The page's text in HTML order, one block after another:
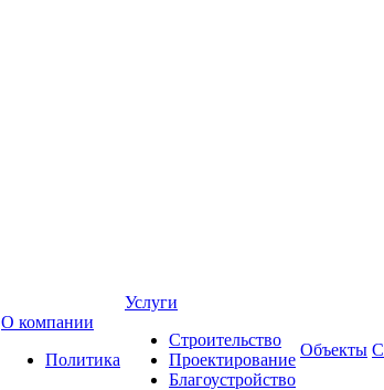
О компании
Политика
Услуги
Строительство
Проектирование
Благоустройство
Объекты